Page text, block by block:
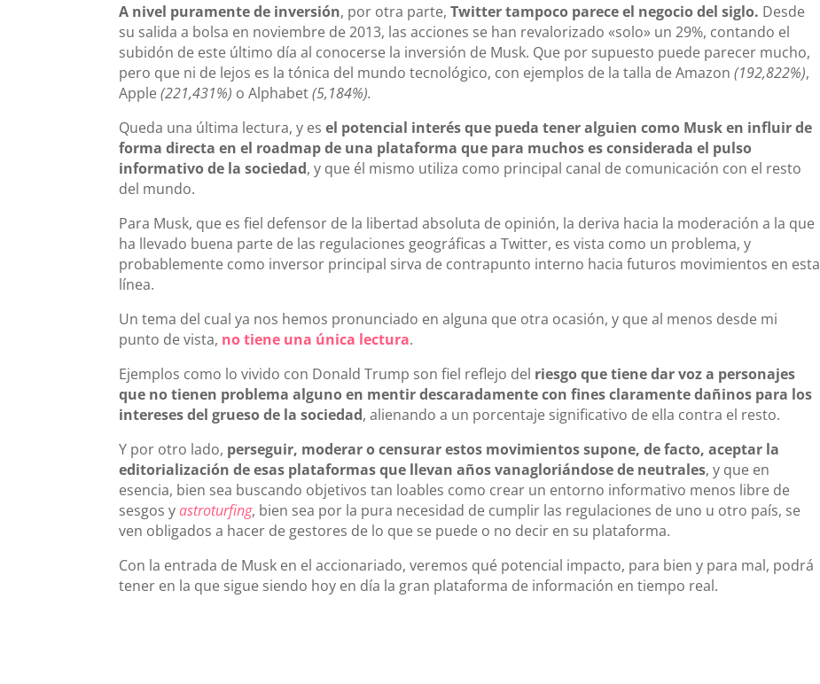
A nivel puramente de inversión, por otra parte, Twitter tampoco parece el negocio del siglo. Desde
su salida a bolsa en noviembre de 2013, las acciones se han revalorizado «solo» un 29%, contando el
subidón de este último día al conocerse la inversión de Musk. Que por supuesto puede parecer mucho,
pero que ni de lejos es la tónica del mundo tecnológico, con ejemplos de la talla de Amazon (192,822%),
Apple(221,431%) o Alphabet(5,184%).
Queda una última lectura, y esel potencial interés que pueda tener alguien como Musk en influir de
forma directa en el roadmap de una plataforma que para muchos es considerada el pulso
informativo de la sociedad, y que él mismo utiliza como principal canal de comunicación con el resto
del mundo.
Para Musk, que es fiel defensor de la libertad absoluta de opinión, la deriva hacia la moderación a la que
ha llevado buena parte de las regulaciones geográficas a Twitter, es vista como un problema, y
probablemente como inversor principal sirva de contrapunto interno hacia futuros movimientos en esta
línea.
Un tema del cual ya nos hemos pronunciado en alguna que otra ocasión, y que al menos desde mi
punto de vista, no tiene una única lectura.
Ejemplos como lo vivido con Donald Trump son fiel reflejo del riesgo que tiene dar voz a personajes
que no tienen problema alguno en mentir descaradamente con fines claramente dañinos para los
intereses del grueso de la sociedad, alienando a un porcentaje significativo de ella contra el resto.
Y por otro lado, perseguir, moderar o censurar estos movimientos supone, de facto, aceptar la
editorialización de esas plataformas que llevan años vanagloriándose de neutrales, y que en
esencia, bien sea buscando objetivos tan loables como crear un entorno informativo menos libre de
sesgos yastroturfing, bien sea por la pura necesidad de cumplir las regulaciones de uno u otro país, se
ven obligados a hacer de gestores de lo que se puede o no decir en su plataforma.
Con la entrada de Musk en el accionariado, veremos qué potencial impacto, para bien y para mal, podrá
tener en la que sigue siendo hoy en día la gran plataforma de información en tiempo real.